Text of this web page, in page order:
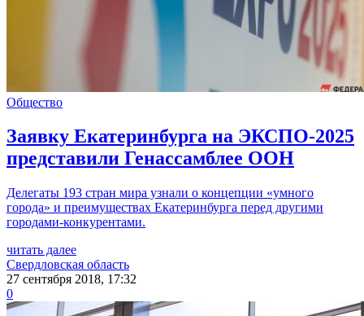
Общество
Заявку Екатеринбурга на ЭКСПО-2025
представили Генассамблее ООН
Делегаты 193 стран мира узнали о концепции «умного
города» и преимуществах Екатеринбурга перед другими
городами-конкурентами.
читать далее
Свердловская область
27 сентября 2018, 17:32
0